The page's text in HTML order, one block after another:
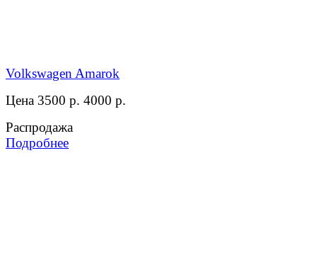
Volkswagen Amarok
Цена 3500 р. 4000 р.
Распродажа
Подробнее